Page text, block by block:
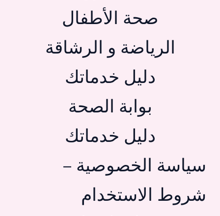
صحة الأطفال
الرياضة و الرشاقة
دليل خدماتك
بوابة الصحة
دليل خدماتك
سياسة الخصوصية –
شروط الاستخدام